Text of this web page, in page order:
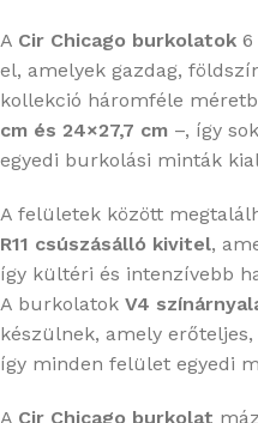
A Cir Chicago burkolatok 6
el, amelyek gazdag,
kollekció háromféle
cm és 24×27,7 cm –, így
egyedi burkolási minták
A felületek között
R11 csúszásálló kivitel,
így kültéri és intenzívebb
A burkolatok V4
készülnek, amely
így minden felület egyedi
A Cir Chicago burkolat